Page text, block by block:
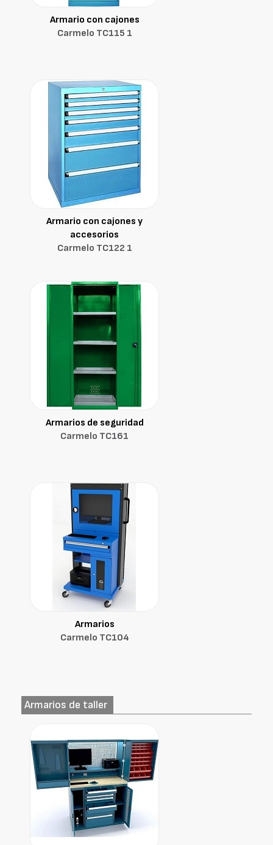
Armario con cajones
Carmelo TC115 1
Armario con cajones y
accesorios
Carmelo TC122 1
Armarios de seguridad
Carmelo TC161
Armarios
Carmelo TC104
Armarios de taller